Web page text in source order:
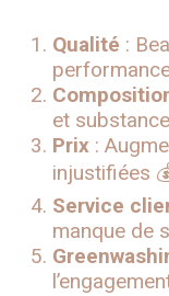
Qualité :
et
Prix :
injustifiées
Service
manque de